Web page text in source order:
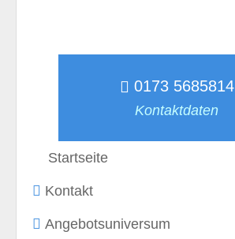
0173 5685814
Kontaktdaten
Startseite
Kontakt
Angebotsuniversum